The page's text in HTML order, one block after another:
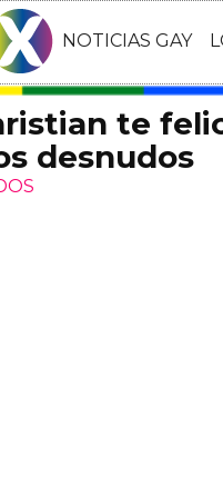
NOTICIAS GAY
te
desnudos